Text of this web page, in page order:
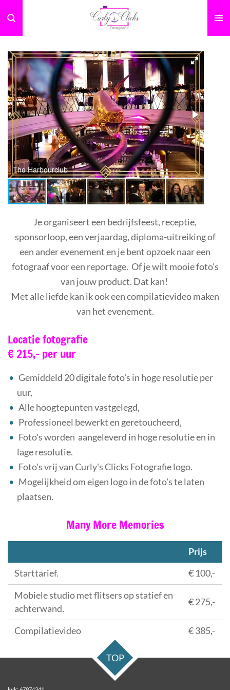
Ga
de
hoofdinhoud
The Harbourclub
Je organiseert een bedrijfsfeest, receptie,
sponsorloop, een verjaardag, diploma-uitreiking of
een ander evenement en je bent opzoek naar een
fotograaf voor een reportage. Of je wilt mooie foto's
van jouw product. Dat kan!
Met alle liefde kan ik ook een compilatievideo maken
van het evenement.
Locatie fotografie
€ 215,- per uur
Gemiddeld 20 digitale foto's in hoge resolutie per
uur,
Alle hoogtepunten vastgelegd,
Professioneel bewerkt en geretoucheerd,
Foto's worden aangeleverd in hoge resolutie en in
lage resolutie.
Foto's vrij van Curly's Clicks Fotografie logo.
Mogelijkheid om eigen logo in de foto's te laten
plaatsen.
Many More Memories
Prijs
Starttarief.
€ 100,-
Mobiele studio met flitsers op statief en
achterwand.
€ 275,-
Compilatievideo € 385,-
TOP